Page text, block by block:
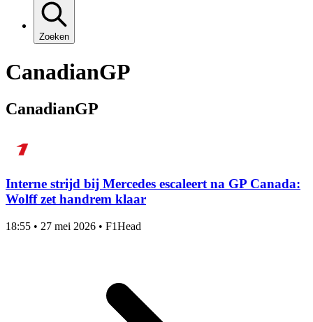
Zoeken
CanadianGP
CanadianGP
Interne strijd bij Mercedes escaleert na GP Canada:
Wolff zet handrem klaar
18:55 • 27 mei 2026 • F1Head